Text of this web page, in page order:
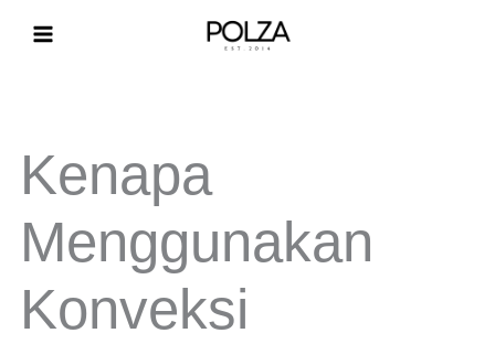
Kenapa
Menggunakan
Konveksi